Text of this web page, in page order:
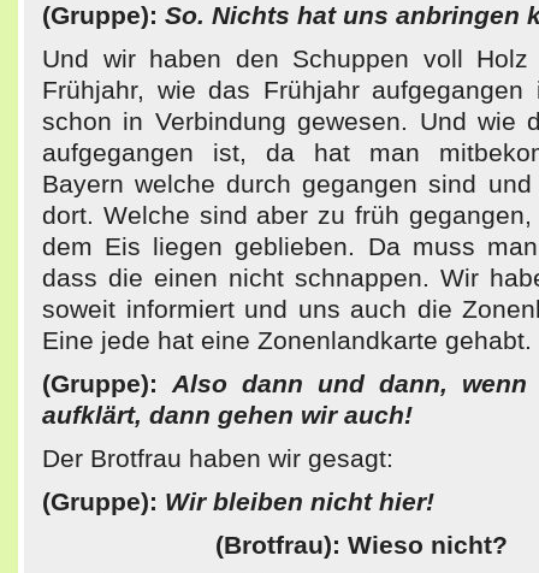
(Gruppe): So. Nichts hat uns anbringen
Und wir haben den Schuppen voll
Frühjahr, wie das Frühjahr
schon in Verbindung gewesen. Und wie
aufgegangen ist, da hat man
Bayern welche durch gegangen sind
dort. Welche sind aber zu früh
dem Eis liegen geblieben. Da muss
dass die einen nicht schnappen. Wir
soweit informiert und uns auch die
Eine jede hat eine Zonenlandkarte gehabt.
(Gruppe): Also dann und dann,
aufklärt, dann gehen wir auch!
Der Brotfrau haben wir gesagt:
(Gruppe): Wir bleiben nicht hier!
(Brotfrau): Wieso nicht?